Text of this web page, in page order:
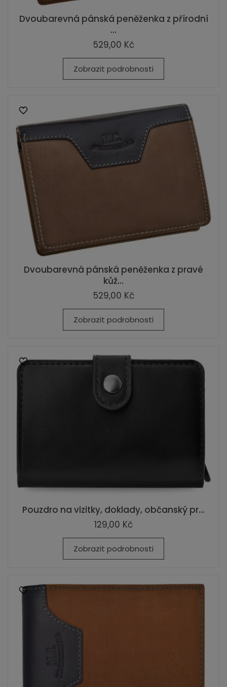
Dvoubarevná pánská peněženka z přírodní
...
529,00 Kč
Zobrazit podrobnosti
Dvoubarevná pánská peněženka z pravé
kůž...
529,00 Kč
Zobrazit podrobnosti
Pouzdro na vizitky, doklady, občanský pr...
129,00 Kč
Zobrazit podrobnosti